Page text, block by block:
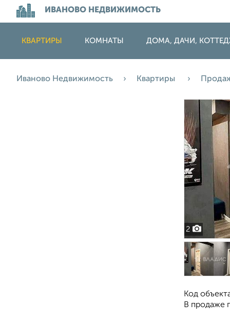
ИВАНОВО НЕДВИЖИМОСТЬ
КВАРТИРЫ КОМНАТЫ ДОМА, ДАЧИ,
Иваново Недвижимость Квартиры
2
Код
В продаже